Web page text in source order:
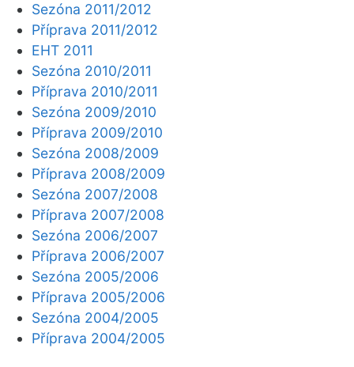
Sezóna 2011/2012
Příprava 2011/2012
EHT 2011
Sezóna 2010/2011
Příprava 2010/2011
Sezóna 2009/2010
Příprava 2009/2010
Sezóna 2008/2009
Příprava 2008/2009
Sezóna 2007/2008
Příprava 2007/2008
Sezóna 2006/2007
Příprava 2006/2007
Sezóna 2005/2006
Příprava 2005/2006
Sezóna 2004/2005
Příprava 2004/2005